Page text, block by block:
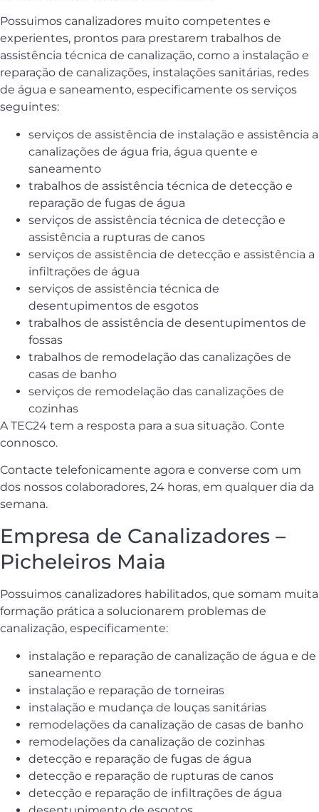
Possuimos canalizadores muito competentes e
experientes, prontos para prestarem trabalhos de
assistência técnica de canalização, como a instalação e
reparação de canalizações, instalações sanitárias, redes
de água e saneamento, especificamente os serviços
seguintes:
serviços de assistência de instalação e assistência a
canalizações de água fria, água quente e
saneamento
trabalhos de assistência técnica de detecção e
reparação de fugas de água
serviços de assistência técnica de detecção e
assistência a rupturas de canos
serviços de assistência de detecção e assistência a
infiltrações de água
serviços de assistência técnica de
desentupimentos de esgotos
trabalhos de assistência de desentupimentos de
fossas
trabalhos de remodelação das canalizações de
casas de banho
serviços de remodelação das canalizações de
cozinhas
A TEC24 tem a resposta para a sua situação. Conte
connosco.
Contacte telefonicamente agora e converse com um
dos nossos colaboradores, 24 horas, em qualquer dia da
semana.
Empresa de Canalizadores –
Picheleiros Maia
Possuimos canalizadores habilitados, que somam muita
formação prática a solucionarem problemas de
canalização, especificamente:
instalação e reparação de canalização de água e de
saneamento
instalação e reparação de torneiras
instalação e mudança de louças sanitárias
remodelações da canalização de casas de banho
remodelações da canalização de cozinhas
detecção e reparação de fugas de água
detecção e reparação de rupturas de canos
detecção e reparação de infiltrações de água